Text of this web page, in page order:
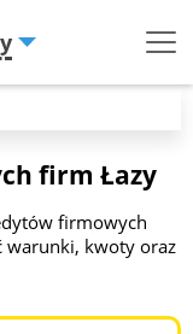
firm Łazy
firmowych
warunki, kwoty oraz
Kwota do 1 000
To idealne
korzystnego